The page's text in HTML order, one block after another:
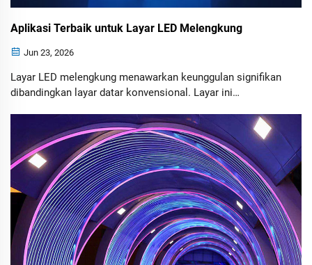
Aplikasi Terbaik untuk Layar LED Melengkung
Jun 23, 2026
Layar LED melengkung menawarkan keunggulan signifikan
dibandingkan layar datar konvensional. Layar ini
mengurangi ketegangan mata, meningkatkan konsistensi
visual, serta memberikan fleksibilitas desain yang lebih
besar. Selain itu, tampilan modernnya membantu
meningkatkan nilai estetika keseluruhan ruang komersial
dan hiburan.